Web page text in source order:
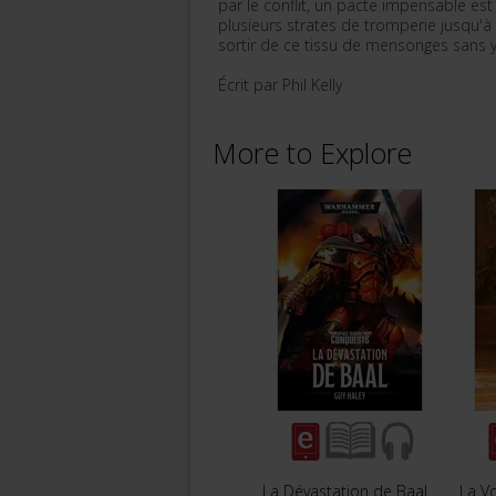
par le conflit, un pacte impensable
plusieurs strates de tromperie
sortir de ce tissu de mensonges sans
Écrit par Phil Kelly
More to Explore
La Dévastation de Baal La